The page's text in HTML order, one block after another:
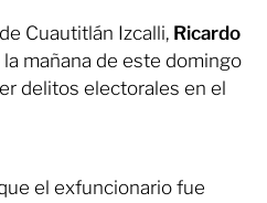
Cuautitlán Izcalli, Ricardo
mañana de este domingo
delitos electorales en el
el exfuncionario fue